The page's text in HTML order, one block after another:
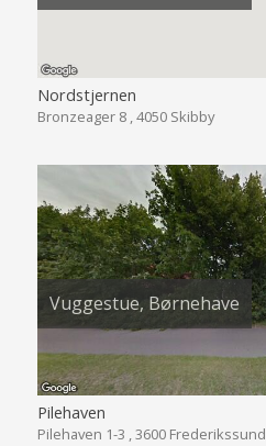
Nordstjernen
Bronzeager 8 , 4050 Skibby
Vuggestue, Børnehave
Pilehaven
Pilehaven 1-3 , 3600 Frederikssund